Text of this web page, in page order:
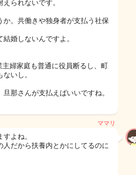
られないです。
。共働きや独身者が支払う社保
婚しないんですよ。
婦家庭も普通に役員断るし、町
いし。
那さんが支払えばいいですね。
ママリ
よね。
だから扶養内とかにしてるのに